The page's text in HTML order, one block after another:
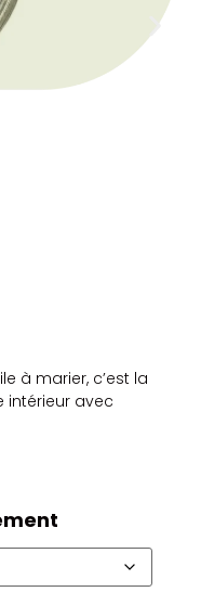
à marier, c’est la
intérieur avec